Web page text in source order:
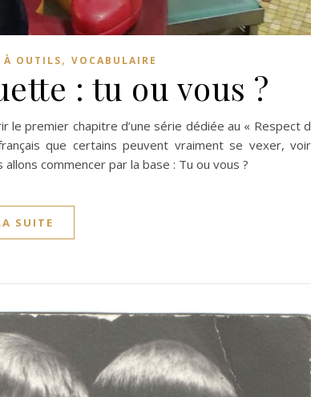
À OUTILS, VOCABULAIRE
: tu ou vous ?
le premier chapitre d’une série dédiée au « Respect
que certains peuvent vraiment se vexer,
commencer par la base : Tu ou vous ?
SUITE